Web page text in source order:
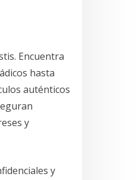
Encuentra
hasta
auténticos
y
y